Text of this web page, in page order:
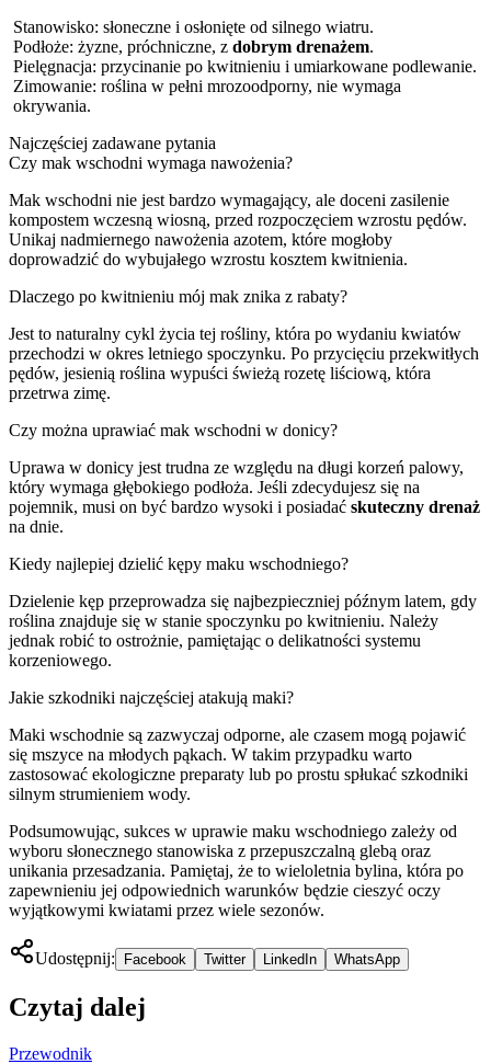
Stanowisko: słoneczne i osłonięte od silnego wiatru.
Podłoże: żyzne, próchniczne, z dobrym drenażem.
Pielęgnacja: przycinanie po kwitnieniu i umiarkowane podlewanie.
Zimowanie: roślina w pełni mrozoodporny, nie wymaga
okrywania.
Najczęściej zadawane pytania
Czy mak wschodni wymaga nawożenia?
Mak wschodni nie jest bardzo wymagający, ale doceni zasilenie
kompostem wczesną wiosną, przed rozpoczęciem wzrostu pędów.
Unikaj nadmiernego nawożenia azotem, które mogłoby
doprowadzić do wybujałego wzrostu kosztem kwitnienia.
Dlaczego po kwitnieniu mój mak znika z rabaty?
Jest to naturalny cykl życia tej rośliny, która po wydaniu kwiatów
przechodzi w okres letniego spoczynku. Po przycięciu przekwitłych
pędów, jesienią roślina wypuści świeżą rozetę liściową, która
przetrwa zimę.
Czy można uprawiać mak wschodni w donicy?
Uprawa w donicy jest trudna ze względu na długi korzeń palowy,
który wymaga głębokiego podłoża. Jeśli zdecydujesz się na
pojemnik, musi on być bardzo wysoki i posiadać skuteczny drenaż
na dnie.
Kiedy najlepiej dzielić kępy maku wschodniego?
Dzielenie kęp przeprowadza się najbezpieczniej późnym latem, gdy
roślina znajduje się w stanie spoczynku po kwitnieniu. Należy
jednak robić to ostrożnie, pamiętając o delikatności systemu
korzeniowego.
Jakie szkodniki najczęściej atakują maki?
Maki wschodnie są zazwyczaj odporne, ale czasem mogą pojawić
się mszyce na młodych pąkach. W takim przypadku warto
zastosować ekologiczne preparaty lub po prostu spłukać szkodniki
silnym strumieniem wody.
Podsumowując, sukces w uprawie maku wschodniego zależy od
wyboru słonecznego stanowiska z przepuszczalną glebą oraz
unikania przesadzania. Pamiętaj, że to wieloletnia bylina, która po
zapewnieniu jej odpowiednich warunków będzie cieszyć oczy
wyjątkowymi kwiatami przez wiele sezonów.
Udostępnij: Facebook Twitter LinkedIn WhatsApp
Czytaj dalej
Przewodnik